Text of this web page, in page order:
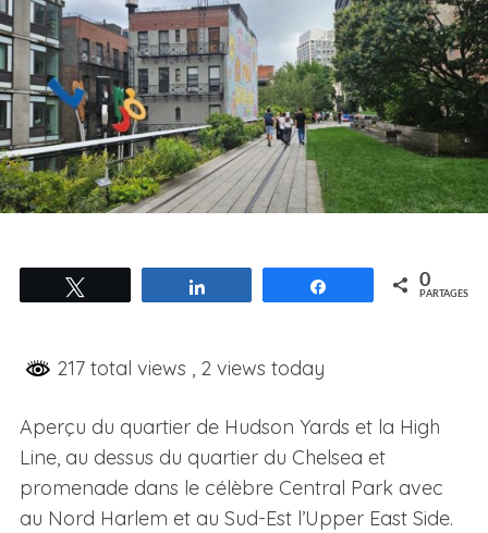
Partagez 0
PARTAGES
217 total views , 2 views today
Aperçu du quartier de Hudson Yards et la High
Line, au dessus du quartier du Chelsea et
promenade dans le célèbre Central Park avec
au Nord Harlem et au Sud-Est l’Upper East Side.